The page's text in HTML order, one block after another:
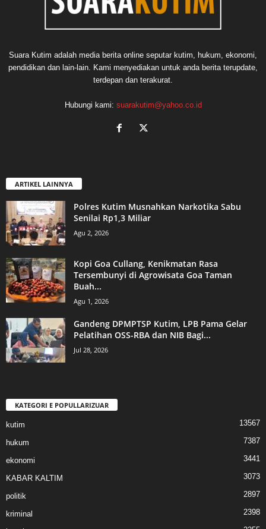
Suara Kutim adalah media berita online seputar kutim, hukum, ekonomi,
pendidikan dan lain-lain. Kami menyediakan untuk anda berita terupdate,
terdepan dan terakurat.
Hubungi kami: suarakutim@yahoo.co.id
ARTIKEL LAINNYA
Polres Kutim Musnahkan Narkotika Sabu
Senilai Rp1,3 Miliar
Agu 2, 2026
Kopi Goa Cullang, Kenikmatan Rasa
Tersembunyi di Agrowisata Goa Taman
Buah...
Agu 1, 2026
Gandeng DPMPTSP Kutim, LPB Pama Gelar
Pelatihan OSS-RBA dan NIB Bagi...
Jul 28, 2026
KATEGORI E POPULLARIZUAR
kutim 13567
hukum 7387
ekonomi 3441
KABAR KALTIM 3073
politik 2897
kriminal 2398